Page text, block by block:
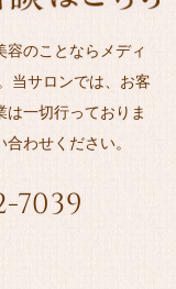
のことならメディ
当サロンでは、お客
一切行っておりま
わせください。
7039